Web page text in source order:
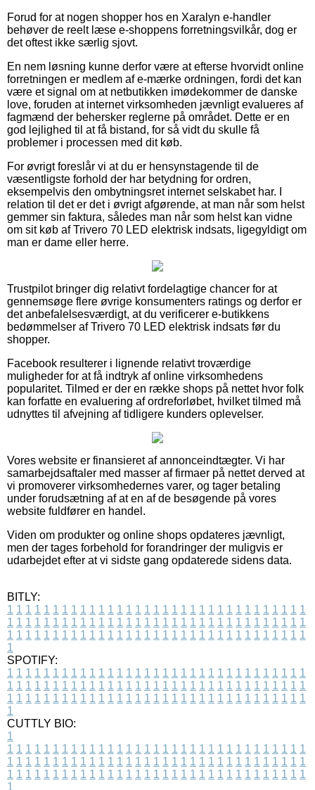
Forud for at nogen shopper hos en Xaralyn e-handler
behøver de reelt læse e-shoppens forretningsvilkår, dog er
det oftest ikke særlig sjovt.
En nem løsning kunne derfor være at efterse hvorvidt online
forretningen er medlem af e-mærke ordningen, fordi det kan
være et signal om at netbutikken imødekommer de danske
love, foruden at internet virksomheden jævnligt evalueres af
fagmænd der behersker reglerne på området. Dette er en
god lejlighed til at få bistand, for så vidt du skulle få
problemer i processen med dit køb.
For øvrigt foreslår vi at du er hensynstagende til de
væsentligste forhold der har betydning for ordren,
eksempelvis den ombytningsret internet selskabet har. I
relation til det er det i øvrigt afgørende, at man når som helst
gemmer sin faktura, således man når som helst kan vidne
om sit køb af Trivero 70 LED elektrisk indsats, ligegyldigt om
man er dame eller herre.
Trustpilot bringer dig relativt fordelagtige chancer for at
gennemsøge flere øvrige konsumenters ratings og derfor er
det anbefalelsesværdigt, at du verificerer e-butikkens
bedømmelser af Trivero 70 LED elektrisk indsats før du
shopper.
Facebook resulterer i lignende relativt troværdige
muligheder for at få indtryk af online virksomhedens
popularitet. Tilmed er der en række shops på nettet hvor folk
kan forfatte en evaluering af ordreforløbet, hvilket tilmed må
udnyttes til afvejning af tidligere kunders oplevelser.
Vores website er finansieret af annonceindtægter. Vi har
samarbejdsaftaler med masser af firmaer på nettet derved at
vi promoverer virksomhedernes varer, og tager betaling
under forudsætning af at en af de besøgende på vores
website fuldfører en handel.
Viden om produkter og online shops opdateres jævnligt,
men der tages forbehold for forandringer der muligvis er
udarbejdet efter at vi sidste gang opdaterede sidens data.
BITLY:
1 1 1 1 1 1 1 1 1 1 1 1 1 1 1 1 1 1 1 1 1 1 1 1 1 1 1 1 1 1 1 1 1
1 1 1 1 1 1 1 1 1 1 1 1 1 1 1 1 1 1 1 1 1 1 1 1 1 1 1 1 1 1 1 1 1
1 1 1 1 1 1 1 1 1 1 1 1 1 1 1 1 1 1 1 1 1 1 1 1 1 1 1 1 1 1 1 1 1
1
SPOTIFY:
1 1 1 1 1 1 1 1 1 1 1 1 1 1 1 1 1 1 1 1 1 1 1 1 1 1 1 1 1 1 1 1 1
1 1 1 1 1 1 1 1 1 1 1 1 1 1 1 1 1 1 1 1 1 1 1 1 1 1 1 1 1 1 1 1 1
1 1 1 1 1 1 1 1 1 1 1 1 1 1 1 1 1 1 1 1 1 1 1 1 1 1 1 1 1 1 1 1 1
1
CUTTLY BIO:
1
1 1 1 1 1 1 1 1 1 1 1 1 1 1 1 1 1 1 1 1 1 1 1 1 1 1 1 1 1 1 1 1 1
1 1 1 1 1 1 1 1 1 1 1 1 1 1 1 1 1 1 1 1 1 1 1 1 1 1 1 1 1 1 1 1 1
1 1 1 1 1 1 1 1 1 1 1 1 1 1 1 1 1 1 1 1 1 1 1 1 1 1 1 1 1 1 1 1 1
1